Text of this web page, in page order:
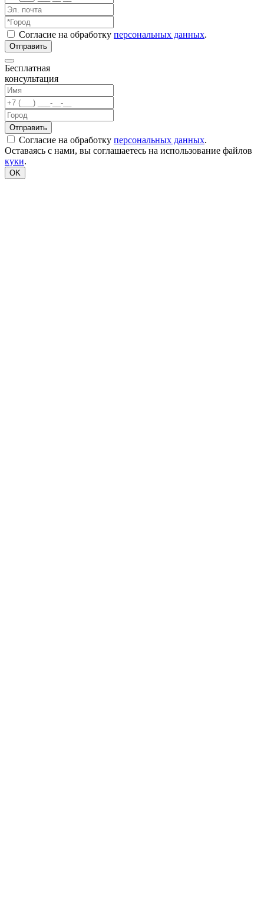
Согласие на обработку персональных данных.
Бесплатная
консультация
Согласие на обработку персональных данных.
Оставаясь с нами, вы соглашаетесь на использование файлов
куки.
OK